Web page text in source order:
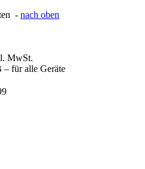
- nach oben
MwSt.
– für alle Geräte